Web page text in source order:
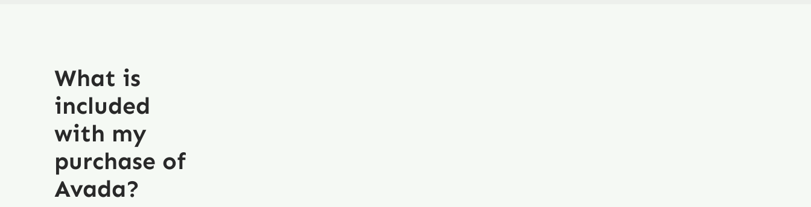
What is
included
with my
purchase of
Avada?